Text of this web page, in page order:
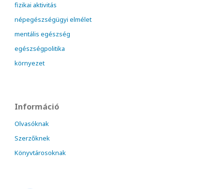
fizikai aktivitás
népegészségügyi elmélet
mentális egészség
egészségpolitika
környezet
Információ
Olvasóknak
Szerzőknek
Könyvtárosoknak